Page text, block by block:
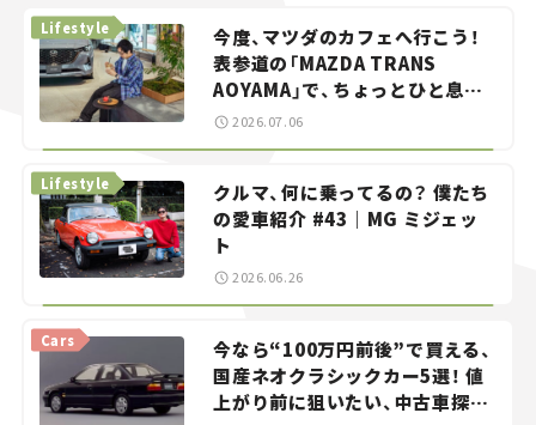
今度、マツダのカフェへ行こう！
表参道の「MAZDA TRANS
AOYAMA」で、ちょっとひと息。
——連載｜CCGとクルマでどうす
Lifestyle
2026.07.06
クルマ、何に乗ってるの？ 僕たち
の愛車紹介 #43｜MG ミジェッ
ト
Lifestyle
2026.06.26
今なら“100万円前後”で買える、
国産ネオクラシックカー5選！ 値
上がり前に狙いたい、中古車探し
Cars